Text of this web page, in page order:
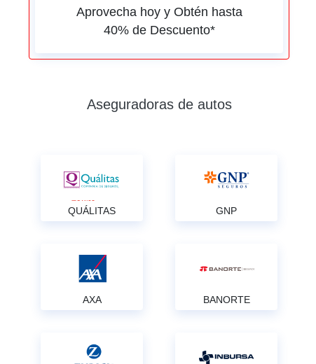
Aprovecha hoy y Obtén hasta
40% de Descuento*
Aseguradoras de autos
QUÁLITAS GNP
AXA BANORTE